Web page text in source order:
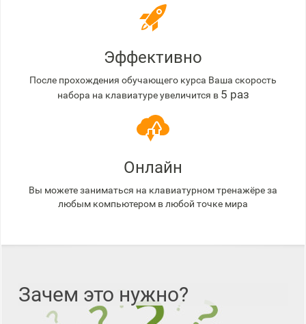
Эффективно
После прохождения обучающего курса Ваша скорость
набора на клавиатуре увеличится в 5 раз
Онлайн
Вы можете заниматься на клавиатурном тренажёре за
любым компьютером в любой точке мира
Зачем это нужно?